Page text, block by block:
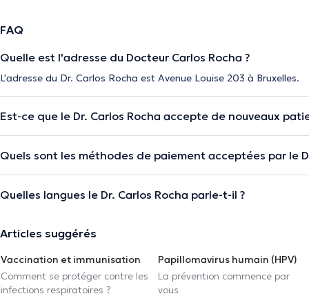
FAQ
Quelle est l'adresse du Docteur Carlos Rocha ?
L'adresse du Dr. Carlos Rocha est Avenue Louise 203 à Bruxelles.
Est-ce que le Dr. Carlos Rocha accepte de nouveaux
Quels sont les méthodes de paiement acceptées par le
Quelles langues le Dr. Carlos Rocha parle-t-il ?
Articles suggérés
Vaccination et immunisation
Comment se protéger contre les
infections respiratoires ?
Papillomavirus humain (HPV)
La prévention commence par
vous